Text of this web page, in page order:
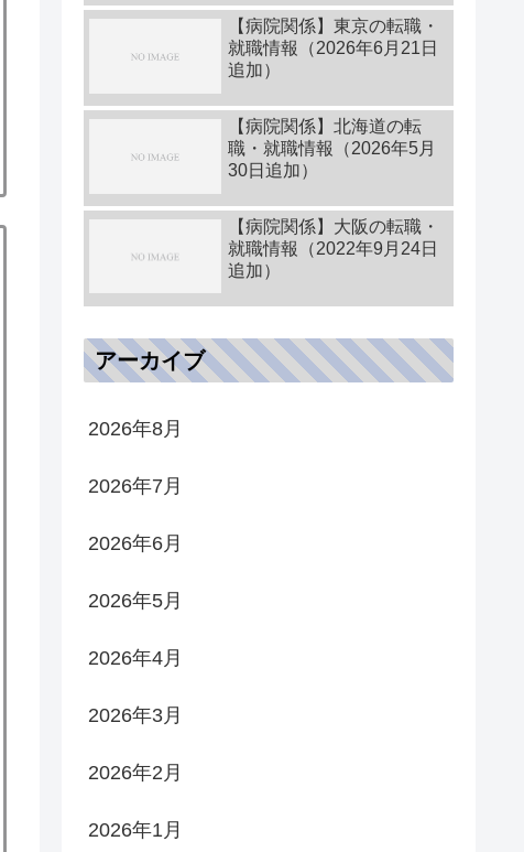
【病院関係】東京の転職・
就職情報（2026年6月21日
追加）
【病院関係】北海道の転
職・就職情報（2026年5月
30日追加）
【病院関係】大阪の転職・
就職情報（2022年9月24日
追加）
アーカイブ
2026年8月
2026年7月
2026年6月
2026年5月
2026年4月
2026年3月
2026年2月
2026年1月